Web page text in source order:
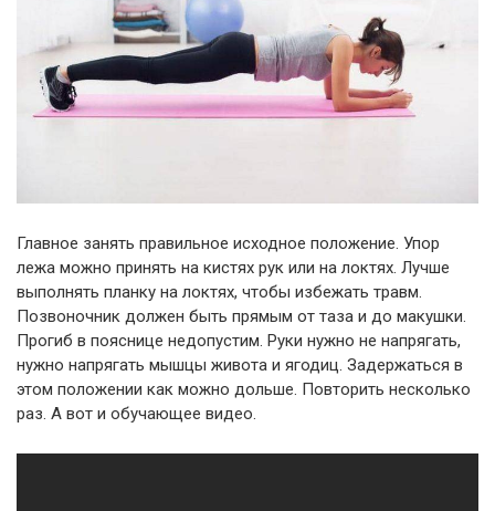
Главное занять правильное исходное положение. Упор
лежа можно принять на кистях рук или на локтях. Лучше
выполнять планку на локтях, чтобы избежать травм.
Позвоночник должен быть прямым от таза и до макушки.
Прогиб в пояснице недопустим. Руки нужно не напрягать,
нужно напрягать мышцы живота и ягодиц. Задержаться в
этом положении как можно дольше. Повторить несколько
раз. А вот и обучающее видео.